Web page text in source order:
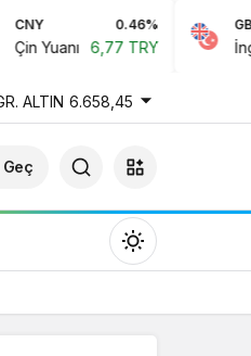
0.46%
Yuanı 6,77 TRY
GBP
ALTIN 6.658,45
Geç